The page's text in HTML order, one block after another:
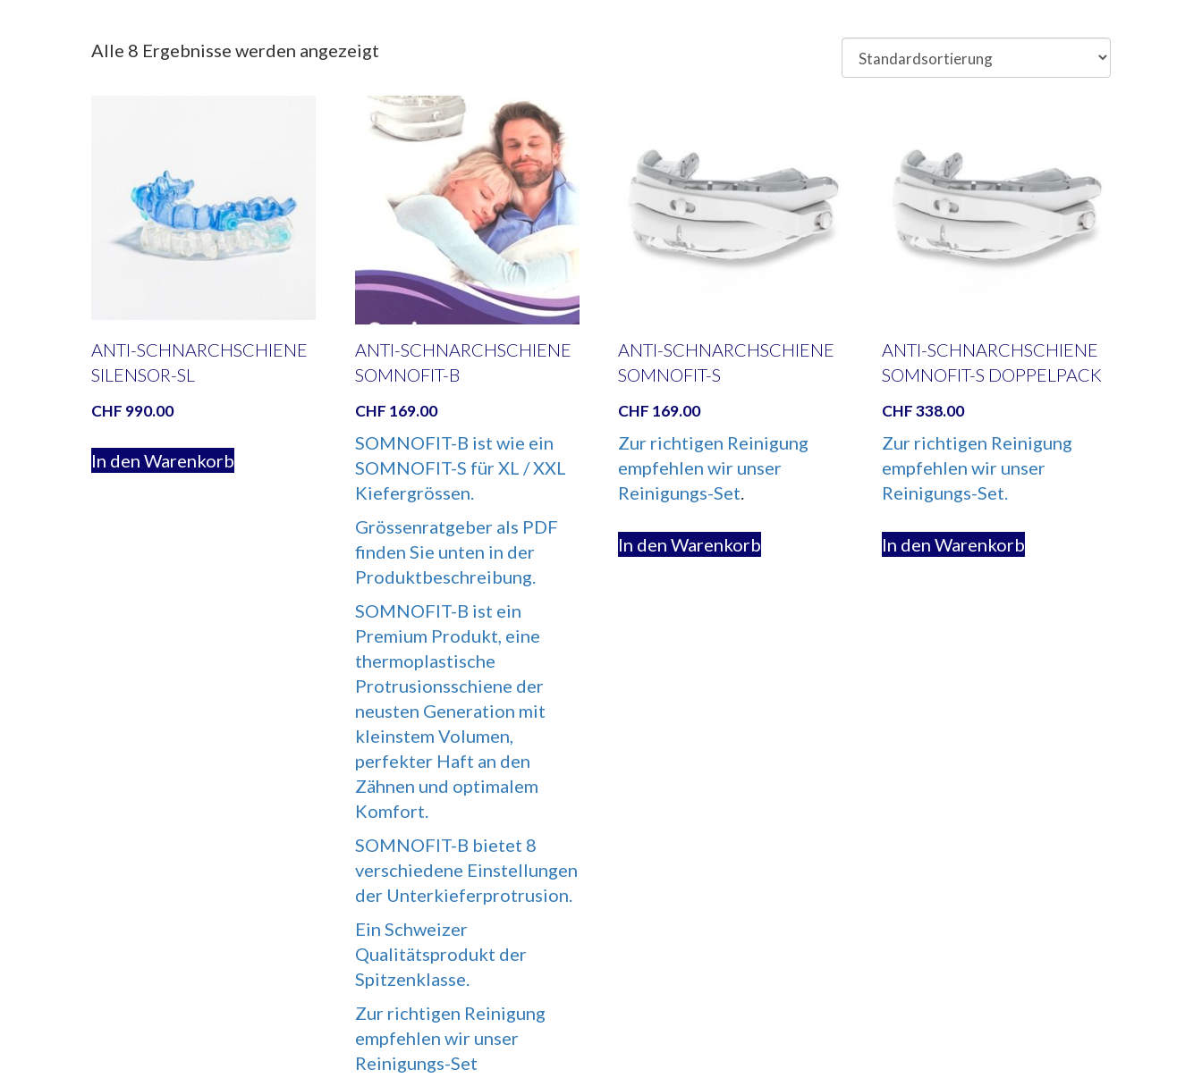
Alle 8 Ergebnisse werden angezeigt
ANTI-SCHNARCHSCHIENE
SILENSOR-SL
CHF 990.00
In den Warenkorb
ANTI-SCHNARCHSCHIENE
SOMNOFIT-B
CHF 169.00
SOMNOFIT-B ist wie ein
SOMNOFIT-S für XL / XXL
Kiefergrössen.
Grössenratgeber als PDF
finden Sie unten in der
Produktbeschreibung.
SOMNOFIT-B ist ein
Premium Produkt, eine
thermoplastische
Protrusionsschiene der
neusten Generation mit
kleinstem Volumen,
perfekter Haft an den
Zähnen und optimalem
Komfort.
SOMNOFIT-B bietet 8
verschiedene Einstellungen
der Unterkieferprotrusion.
Ein Schweizer
Qualitätsprodukt der
Spitzenklasse.
Zur richtigen Reinigung
empfehlen wir unser
Reinigungs-Set
ANTI-SCHNARCHSCHIENE
SOMNOFIT-S
CHF 169.00
Zur richtigen Reinigung
empfehlen wir unser
Reinigungs-Set
In den Warenkorb
ANTI-SCHNARCHSCHIENE
SOMNOFIT-S DOPPELPACK
CHF338.00
Zur richtigen Reinigung
empfehlen wir unser
Reinigungs-Set.
In den Warenkorb